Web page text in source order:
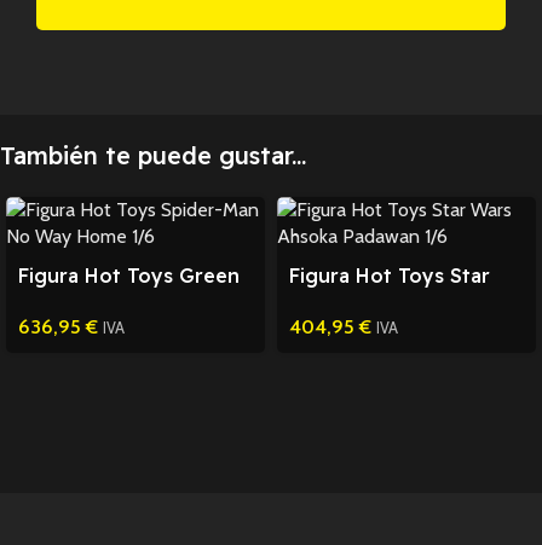
También te puede gustar...
Figura Hot Toys Green
636,95€ IVA
Figura Hot Toys Star
1/6
404,95€ IVA